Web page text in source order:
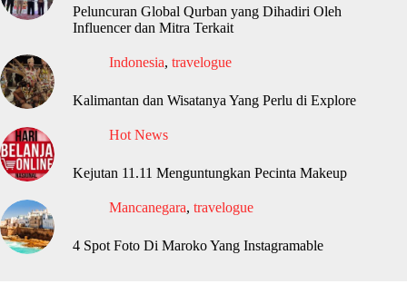
Peluncuran Global Qurban yang Dihadiri Oleh
Influencer dan Mitra Terkait
Indonesia, travelogue
Kalimantan dan Wisatanya Yang Perlu di Explore
Hot News
Kejutan 11.11 Menguntungkan Pecinta Makeup
Mancanegara, travelogue
4 Spot Foto Di Maroko Yang Instagramable